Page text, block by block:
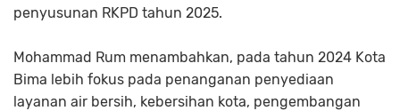
penyusunan RKPD tahun 2025.
Mohammad Rum menambahkan, pada tahun 2024 Kota
Bima lebih fokus pada penanganan penyediaan
layanan air bersih, kebersihan kota, pengembangan